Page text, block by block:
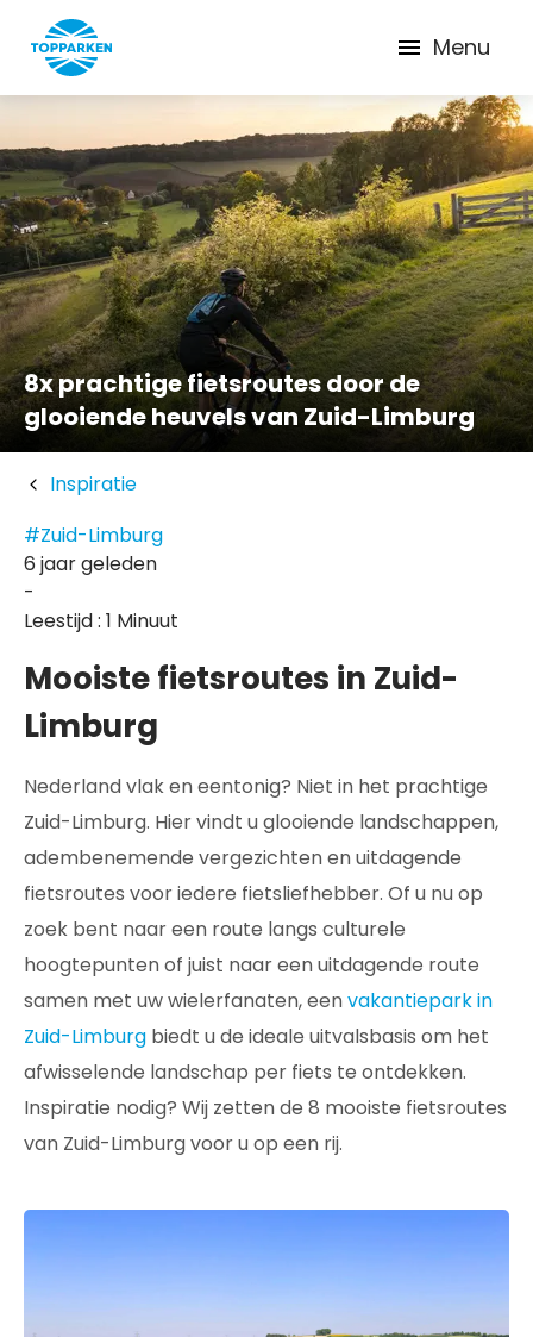
Menu
8x prachtige fietsroutes door de
glooiende heuvels van Zuid-Limburg
Inspiratie
#Zuid-Limburg
6 jaar geleden
-
Leestijd : 1 Minuut
Mooiste fietsroutes in Zuid-
Limburg
Nederland vlak en eentonig? Niet in het prachtige
Zuid-Limburg. Hier vindt u glooiende landschappen,
adembenemende vergezichten en uitdagende
fietsroutes voor iedere fietsliefhebber. Of u nu op
zoek bent naar een route langs culturele
hoogtepunten of juist naar een uitdagende route
samen met uw wielerfanaten, eenvakantiepark in
Zuid-Limburg biedt u de ideale uitvalsbasis om het
afwisselende landschap per fiets te ontdekken.
Inspiratie nodig? Wij zetten de 8 mooiste fietsroutes
van Zuid-Limburg voor u op een rij.